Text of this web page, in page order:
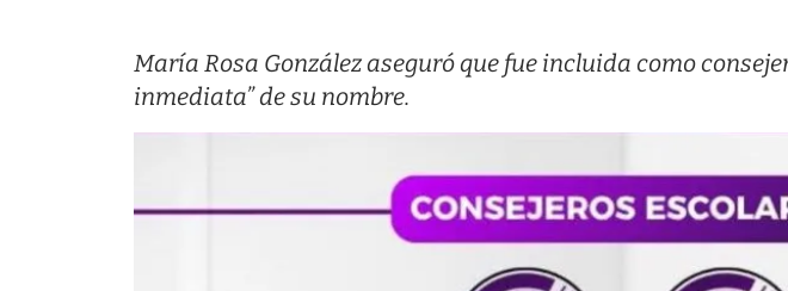
María Rosa González aseguró que fue incluida como
inmediata” de su nombre.